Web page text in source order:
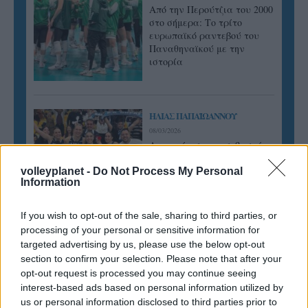
volleyplanet - Do Not Process My Personal
Information
If you wish to opt-out of the sale, sharing to third parties, or
processing of your personal or sensitive information for
targeted advertising by us, please use the below opt-out
section to confirm your selection. Please note that after your
opt-out request is processed you may continue seeing
interest-based ads based on personal information utilized by
us or personal information disclosed to third parties prior to
Από την Περούτζια του 2000
στο σήμερα: Tο τρίτο
ευρωπαϊκό ραντεβού του
Παναθηναϊκού με την
ιστορία
ΗΛΙΑΣ ΠΑΠΑΪΩΑΝΝΟΥ
08/03/2026
Αναγνώριση και σεβασμός
οι σημαντικότερες νίκες του
Α.Ο. Θήρας